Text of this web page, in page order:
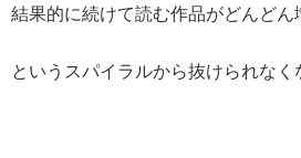
結果的に続けて読む作品がどんどん
というスパイラルから抜けられなく